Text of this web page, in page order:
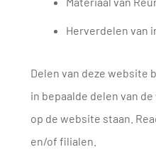
Herverdelen van
Delen van deze website
in bepaalde delen van
op de website staan.
en/of filialen.